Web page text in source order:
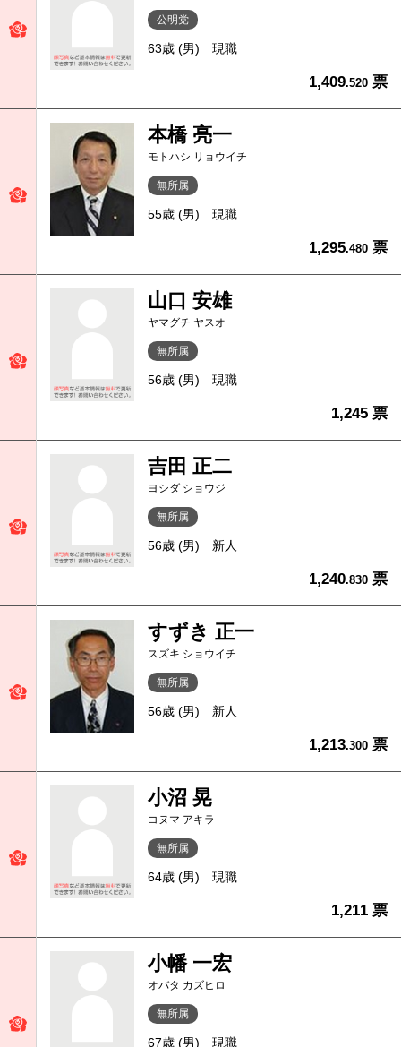
公明党
63歳 (男) 現職
1,409.520 票
本橋 亮一
モトハシ リョウイチ
無所属
55歳 (男) 現職
1,295.480 票
山口 安雄
ヤマグチ ヤスオ
無所属
56歳 (男) 現職
1,245 票
吉田 正二
ヨシダ ショウジ
無所属
56歳 (男) 新人
1,240.830 票
すずき 正一
スズキ ショウイチ
無所属
56歳 (男) 新人
1,213.300 票
小沼 晃
コヌマ アキラ
無所属
64歳 (男) 現職
1,211 票
小幡 一宏
オバタ カズヒロ
無所属
67歳 (男) 現職